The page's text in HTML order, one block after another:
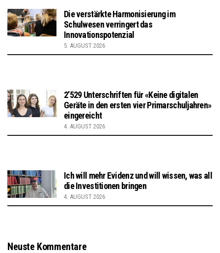
Die verstärkte Harmonisierung im
Schulwesen verringert das
Innovationspotenzial
5. AUGUST 2026
2’529 Unterschriften für «Keine digitalen
Geräte in den ersten vier Primarschuljahren»
eingereicht
4. AUGUST 2026
Ich will mehr Evidenz und will wissen, was all
die Investitionen bringen
4. AUGUST 2026
Neuste Kommentare